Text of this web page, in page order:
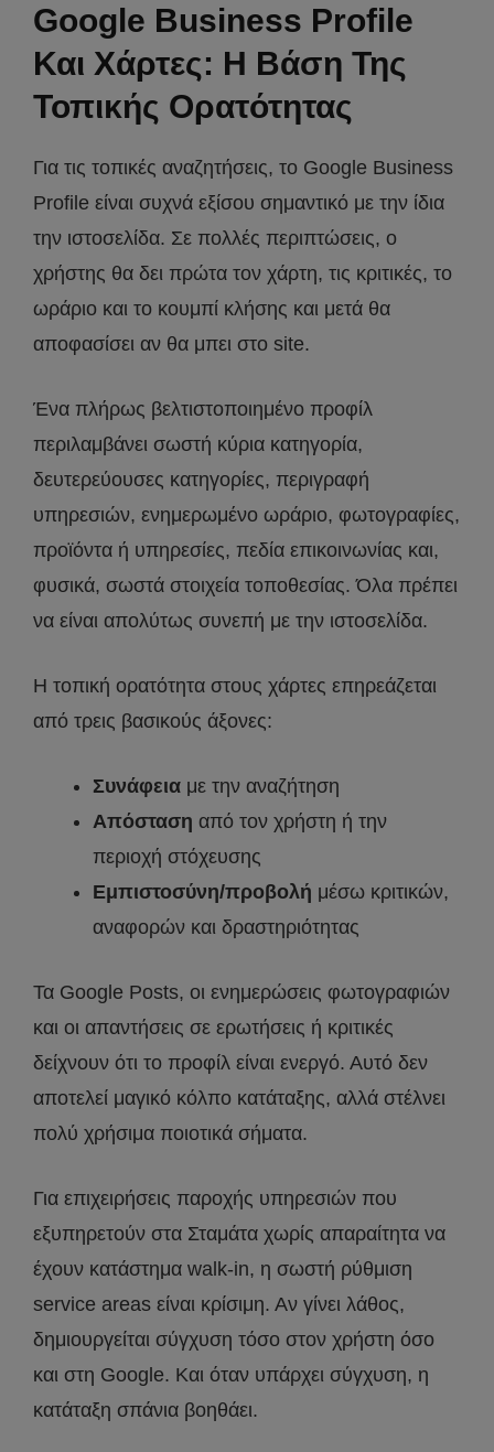
Google Business Profile
Και Χάρτες: Η Βάση Της
Τοπικής Ορατότητας
Για τις τοπικές αναζητήσεις, το Google Business
Profile είναι συχνά εξίσου σημαντικό με την ίδια
την ιστοσελίδα. Σε πολλές περιπτώσεις, ο
χρήστης θα δει πρώτα τον χάρτη, τις κριτικές, το
ωράριο και το κουμπί κλήσης και μετά θα
αποφασίσει αν θα μπει στο site.
Ένα πλήρως βελτιστοποιημένο προφίλ
περιλαμβάνει σωστή κύρια κατηγορία,
δευτερεύουσες κατηγορίες, περιγραφή
υπηρεσιών, ενημερωμένο ωράριο, φωτογραφίες,
προϊόντα ή υπηρεσίες, πεδία επικοινωνίας και,
φυσικά, σωστά στοιχεία τοποθεσίας. Όλα πρέπει
να είναι απολύτως συνεπή με την ιστοσελίδα.
Η τοπική ορατότητα στους χάρτες επηρεάζεται
από τρεις βασικούς άξονες:
Συνάφεια με την αναζήτηση
Απόσταση από τον χρήστη ή την
περιοχή στόχευσης
Εμπιστοσύνη/προβολή μέσω κριτικών,
αναφορών και δραστηριότητας
Τα Google Posts, οι ενημερώσεις φωτογραφιών
και οι απαντήσεις σε ερωτήσεις ή κριτικές
δείχνουν ότι το προφίλ είναι ενεργό. Αυτό δεν
αποτελεί μαγικό κόλπο κατάταξης, αλλά στέλνει
πολύ χρήσιμα ποιοτικά σήματα.
Για επιχειρήσεις παροχής υπηρεσιών που
εξυπηρετούν στα Σταμάτα χωρίς απαραίτητα να
έχουν κατάστημα walk-in, η σωστή ρύθμιση
service areas είναι κρίσιμη. Αν γίνει λάθος,
δημιουργείται σύγχυση τόσο στον χρήστη όσο
και στη Google. Και όταν υπάρχει σύγχυση, η
κατάταξη σπάνια βοηθάει.